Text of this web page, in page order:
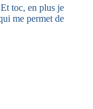
toc, en plus je
me permet de